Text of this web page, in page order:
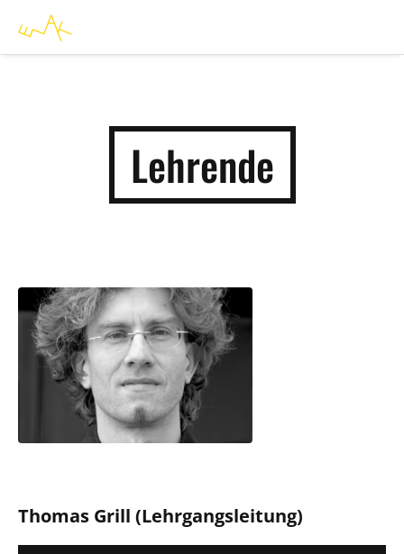
Lehrende
Thomas Grill (Lehrgangsleitung)